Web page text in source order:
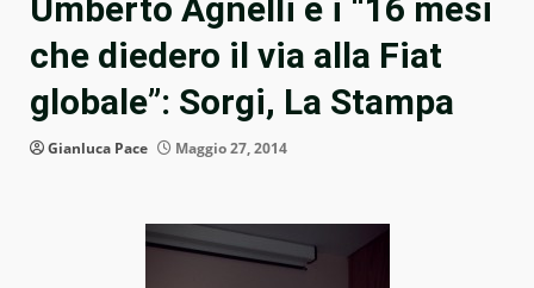
Umberto Agnelli e i “16 mesi
che diedero il via alla Fiat
globale”: Sorgi, La Stampa
Gianluca Pace Maggio 27, 2014